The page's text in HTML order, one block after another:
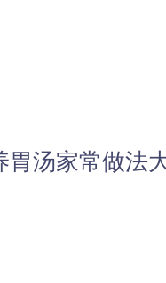
胃汤家常做法